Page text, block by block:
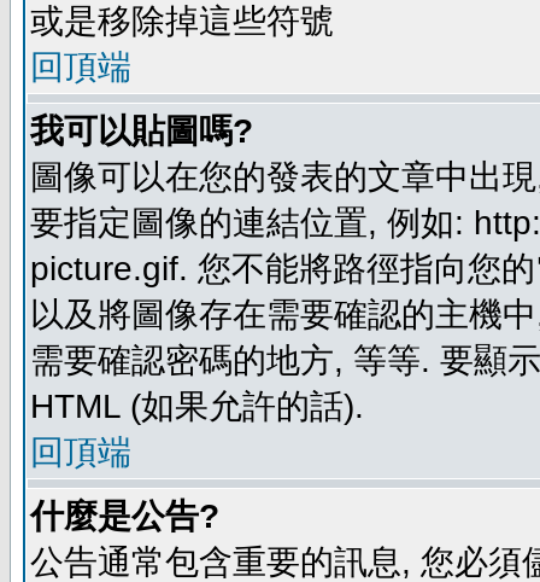
或是移除掉這些符號
回頂端
我可以貼圖嗎?
圖像可以在您的發表的文章中出
要指定圖像的連結位置, 例如:
picture.gif. 您不能將路徑指向您
以及將圖像存在需要確認的主機
需要確認密碼的地方, 等等. 要顯
HTML (如果允許的話).
回頂端
什麼是公告?
公告通常包含重要的訊息, 您必